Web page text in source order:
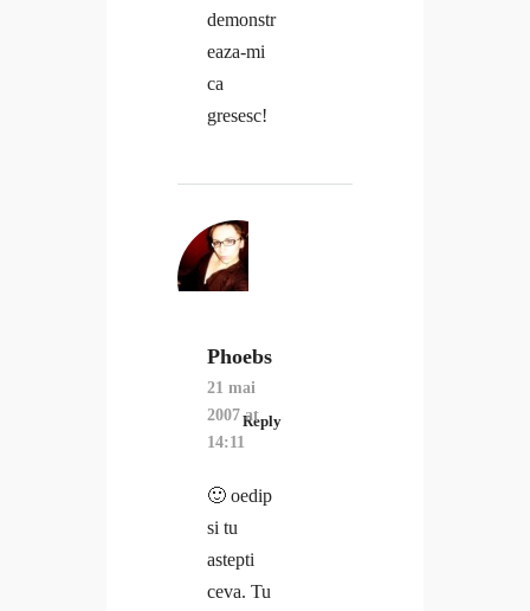
demonstr
eaza-mi
ca
gresesc!
Phoebs
21 mai
2007 at
14:11
Reply
🙂 oedip
si tu
astepti
ceva. Tu